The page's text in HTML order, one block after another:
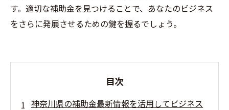
す。適切な補助金を見つけることで、あなたのビジネス
をさらに発展させるための鍵を握るでしょう。
目次
神奈川県の補助金最新情報を活用してビジネス